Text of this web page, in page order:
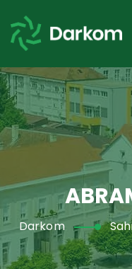
Radno
07 - 15 h
043 /440 750
Darkom